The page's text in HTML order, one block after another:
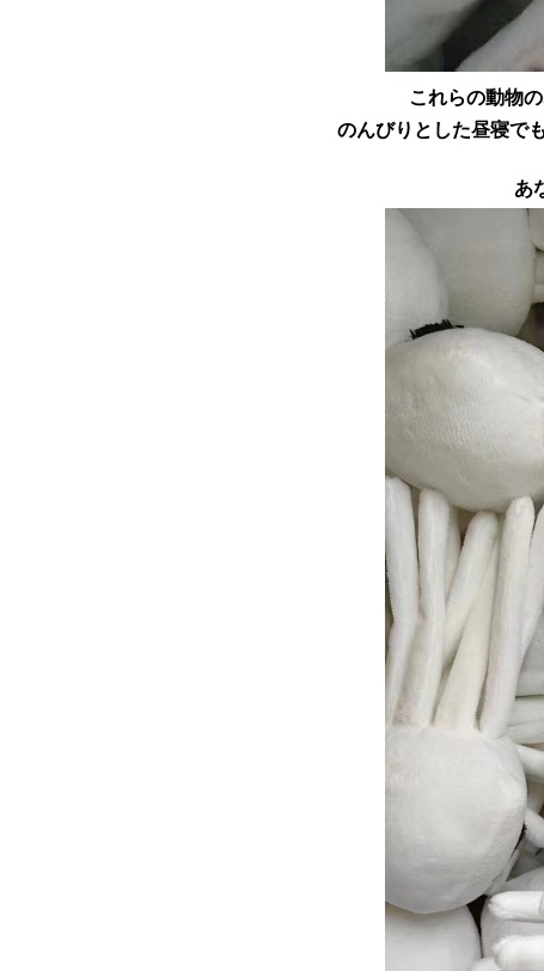
これらの動物の
のんびりとした昼寝で
あ